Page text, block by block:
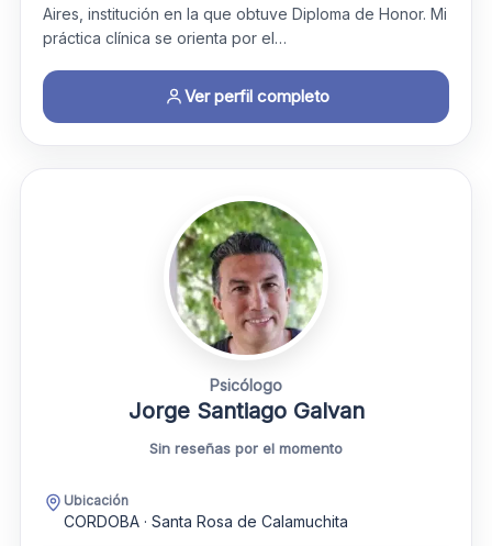
Aires, institución en la que obtuve Diploma de Honor. Mi
práctica clínica se orienta por el…
Ver perfil completo
Psicólogo
Jorge Santiago Galvan
Sin reseñas por el momento
Ubicación
CORDOBA · Santa Rosa de Calamuchita